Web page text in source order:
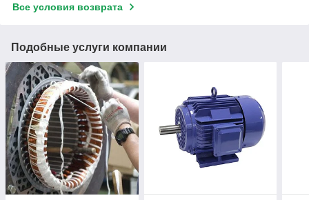
Все условия возврата
Подобные услуги компании